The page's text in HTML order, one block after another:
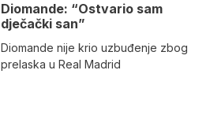
Diomande: “Ostvario sam
dječački san”
Diomande nije krio uzbuđenje zbog
prelaska u Real Madrid